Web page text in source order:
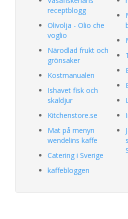
receptblogg
Olivolja - Olio che
voglio
Närodlad frukt och
grönsaker
Kostmanualen
Ishavet fisk och
skaldjur
Kitchenstore.se
Mat på menyn
wendelins kaffe
Catering i Sverige
kaffebloggen